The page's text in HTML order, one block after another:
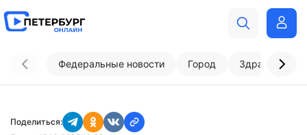
Федеральные новости Город
Поделиться: